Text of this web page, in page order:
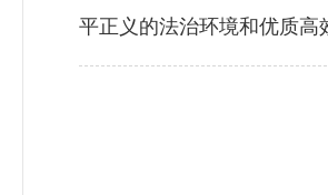
平正义的法治环境和优质